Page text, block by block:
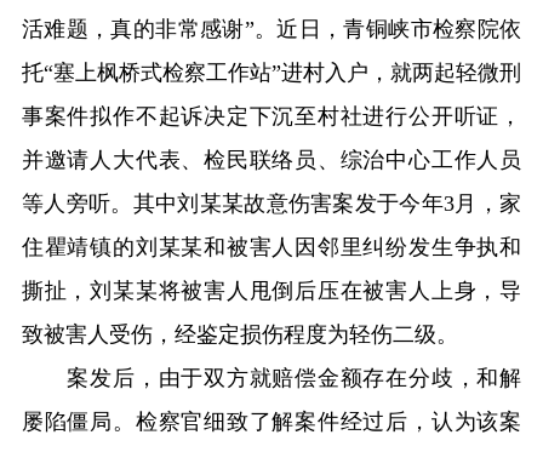
活难题，真的非常感谢”。近日，青铜峡市检察院依
托“塞上枫桥式检察工作站”进村入户，就两起轻微刑
事案件拟作不起诉决定下沉至村社进行公开听证，
并邀请人大代表、检民联络员、综治中心工作人员
等人旁听。其中刘某某故意伤害案发于今年3月，家
住瞿靖镇的刘某某和被害人因邻里纠纷发生争执和
撕扯，刘某某将被害人甩倒后压在被害人上身，导
致被害人受伤，经鉴定损伤程度为轻伤二级。
案发后，由于双方就赔偿金额存在分歧，和解
屡陷僵局。检察官细致了解案件经过后，认为该案